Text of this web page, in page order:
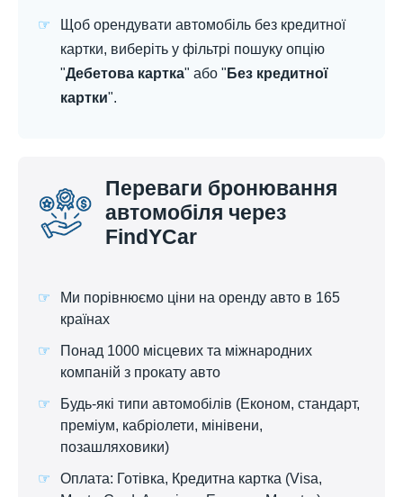
Щоб орендувати автомобіль без кредитної
картки, виберіть у фільтрі пошуку опцію
"Дебетова картка" або " Без кредитної
картки".
Переваги бронювання
автомобіля через
FindYCar
Ми порівнюємо ціни на оренду авто в 165
країнах
Понад 1000 місцевих та міжнародних
компаній з прокату авто
Будь-які типи автомобілів (Економ, стандарт,
преміум, кабріолети, мінівени,
позашляховики)
Оплата: Готівка, Кредитна картка (Visa,